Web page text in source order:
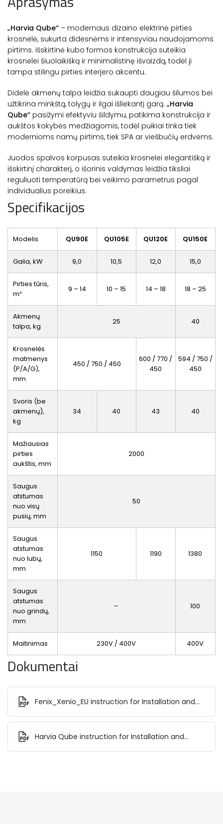
„Harvia Qube“– modernaus dizaino elektrinė pirties
krosnelė, sukurta didesnėms ir intensyviau naudojamoms
pirtims. Išskirtinė kubo formos konstrukcija suteikia
krosnelei šiuolaikišką ir minimalistinę išvaizdą, todėl ji
tampa stilingu pirties interjero akcentu.
Didelė akmenų talpa leidžia sukaupti daugiau šilumos bei
užtikrina minkštą, tolygų ir ilgai išliekantį garą. „Harvia
Qube“pasižymi efektyviu šildymu, patikima konstrukcija ir
aukštos kokybės medžiagomis, todėl puikiai tinka tiek
modernioms namų pirtims, tiek SPA ar viešbučių erdvėms.
Juodos spalvos korpusas suteikia krosnelei elegantišką ir
išskirtinį charakterį, o išorinis valdymas leidžia tiksliai
reguliuoti temperatūrą bei veikimo parametrus pagal
individualius poreikius.
Specifikacijos
Modelis QU90E QU105E QU120E QU150E
Galia, kW 9,0 10,5 12,0 15,0
Pirties tūris,
m³
9 – 14 10 – 15 14 – 18 18 – 25
Akmenų
talpa, kg
25 40
Krosnelės
matmenys
(P/A/G),
mm
450 / 750 / 450
600 / 770 /
450
594 / 750 /
450
Svoris (be
akmenų),
kg
34 40 43 40
Mažiausias
pirties
aukštis, mm
2000
Saugus
atstumas
nuo visų
pusių, mm
50
Saugus
atstumas
nuo lubų,
mm
1150 1190 1380
Saugus
atstumas
nuo grindų,
mm
– 100
Maitinimas 230V / 400V 400V
Dokumentai
Fenix_Xenio_EU instruction for Installation and
Use.pdf
Harvia Qube instruction for Installation and
Use.pdf